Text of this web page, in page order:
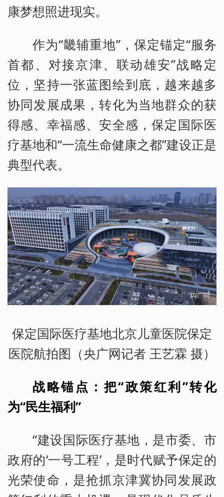
康梦想照进现实。
作为“畿辅重地”，保定锚定“服务
首都、对接京津、联动雄安”战略定
位，坚持一张蓝图绘到底，越来越多
协同发展成果，转化为当地群众的获
得感、幸福感、安全感，保定国际医
疗基地和“一流生命健康之都”建设正是
典型代表。
保定国际医疗基地北京儿童医院保定
医院航拍图（央广网记者 王艺霖 摄）
战略锚点：把“政策红利”转化
为“民生福利”
“建设国际医疗基地，是市委、市
政府的‘一号工程’，是时代赋予保定的
光荣使命，是抢抓京津冀协同发展政